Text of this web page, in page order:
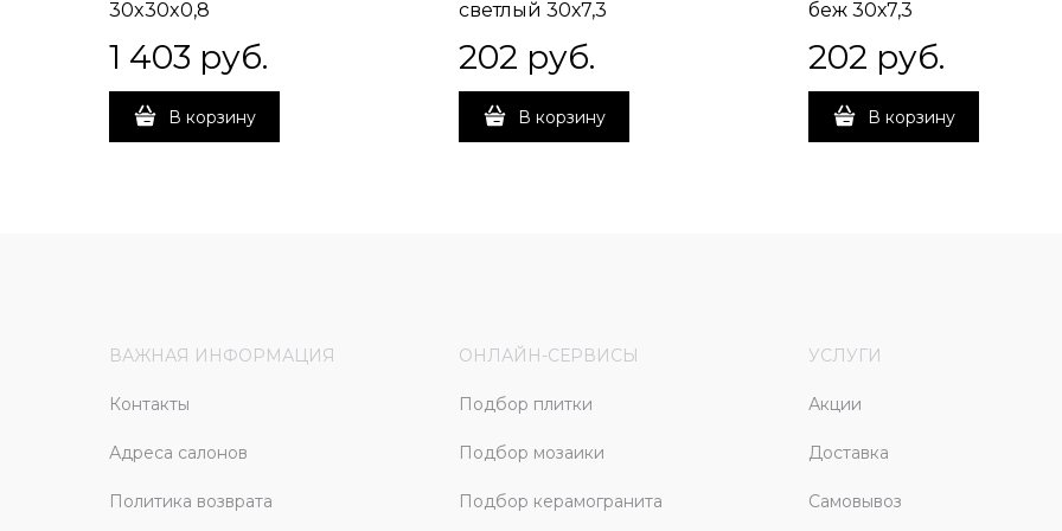
30x30x0,8
1 403 руб.
В корзину
светлый 30х7,3
202 руб.
В корзину
беж 30х7,3
202 руб.
В корзину
ВАЖНАЯ ИНФОРМАЦИЯ
Контакты
Адреса салонов
Политика возврата
ОНЛАЙН-СЕРВИСЫ
Подбор плитки
Подбор мозаики
Подбор керамогранита
УСЛУГИ
Акции
Доставка
Самовывоз